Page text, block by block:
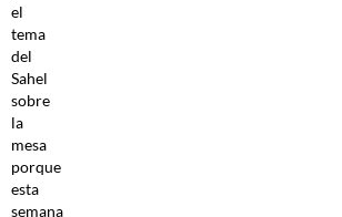
el
tema
del
Sahel
sobre
la
mesa
porque
esta
semana